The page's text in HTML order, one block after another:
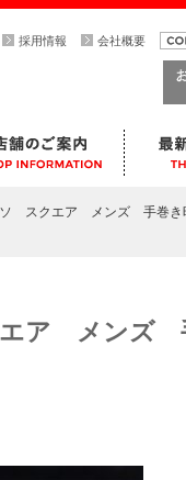
採用情報 会社概要
ソ スクエア メンズ 手巻
ア メンズ